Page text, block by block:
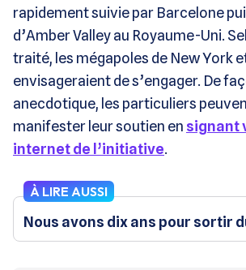
rapidement suivie par Barcelone
d’Amber Valley au Royaume-Uni.
traité, les mégapoles de New York
envisageraient de s’engager. De
anecdotique, les particuliers
manifester leur soutien en signant
internet de l’initiative.
À LIRE AUSSI
Nous avons dix ans pour sortir